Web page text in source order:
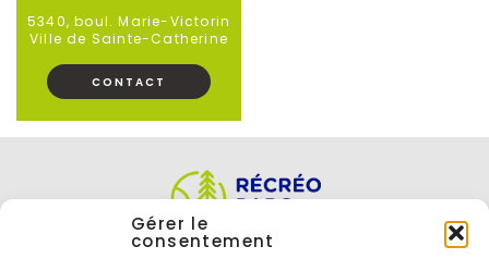
Gérer le
consentement
5340, boul. Marie-Victorin
Ville de Sainte-Catherine
CONTACT